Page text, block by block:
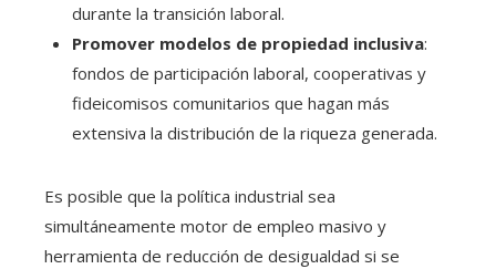
durante la transición laboral.
Promover modelos de propiedad inclusiva:
fondos de participación laboral, cooperativas y
fideicomisos comunitarios que hagan más
extensiva la distribución de la riqueza generada.
Es posible que la política industrial sea
simultáneamente motor de empleo masivo y
herramienta de reducción de desigualdad si se